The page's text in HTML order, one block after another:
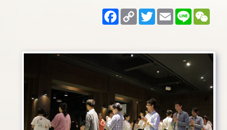
Facebook
Copy
Link
TwitterEmailLine